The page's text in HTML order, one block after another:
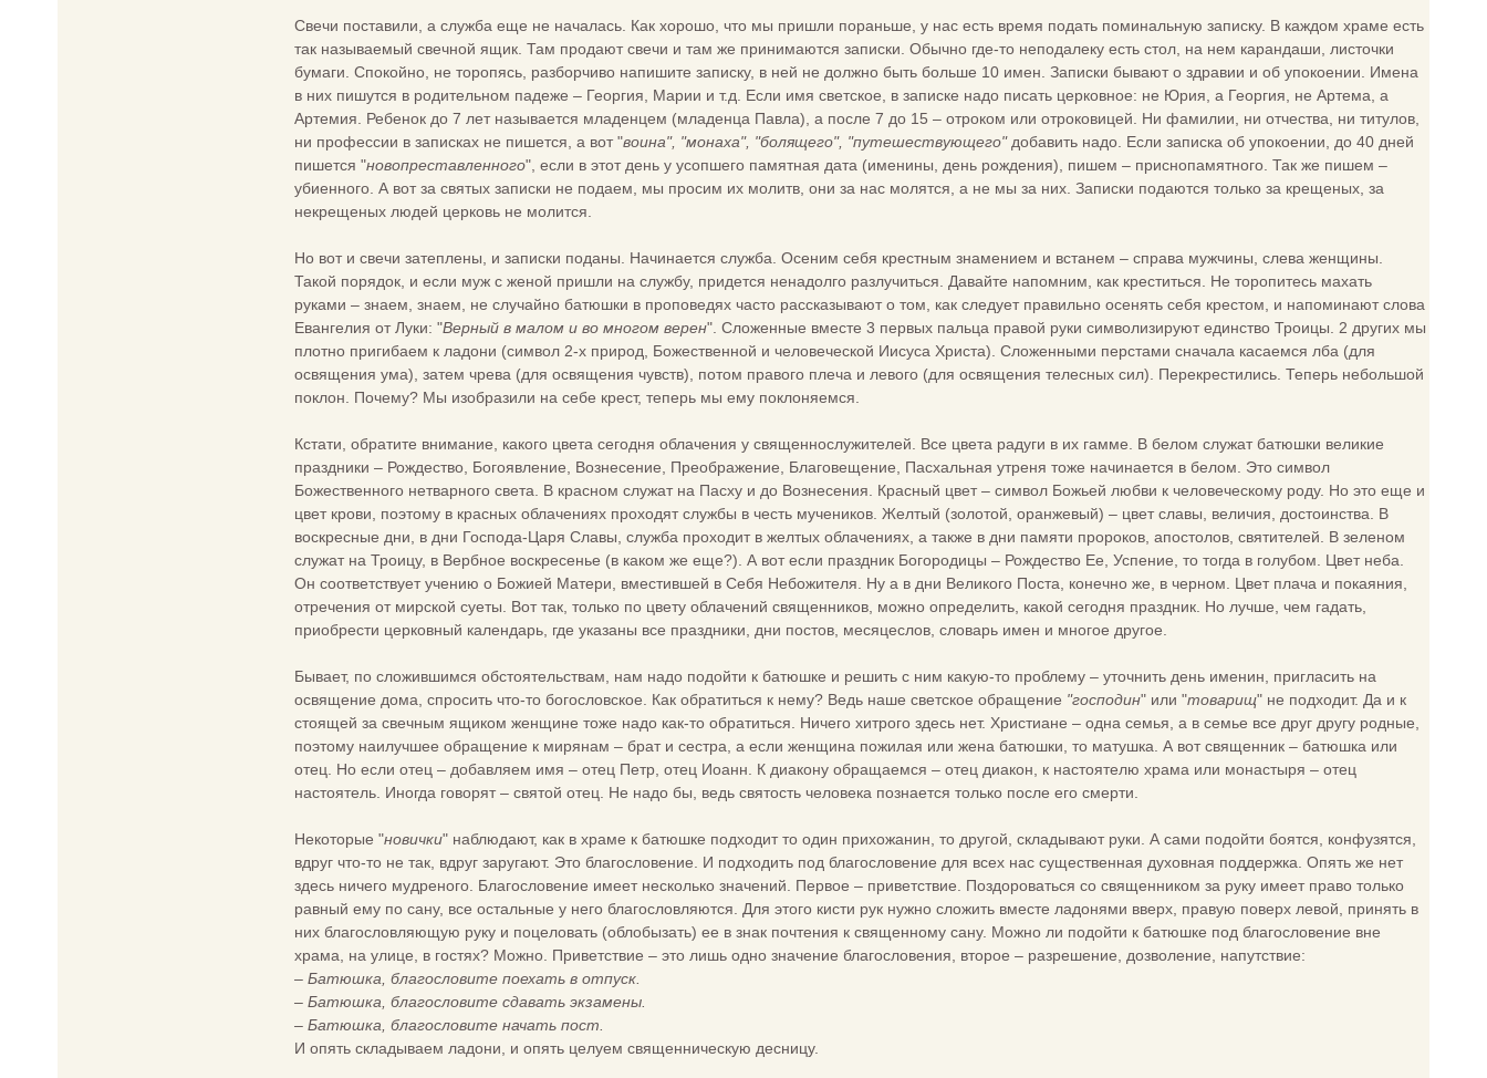
Свечи поставили, а служба еще не началась. Как хорошо, что мы пришли пораньше, у нас есть время подать поминальную записку. В каждом храме есть
так называемый свечной ящик. Там продают свечи и там же принимаются записки. Обычно где-то неподалеку есть стол, на нем карандаши, листочки
бумаги. Спокойно, не торопясь, разборчиво напишите записку, в ней не должно быть больше 10 имен. Записки бывают о здравии и об упокоении. Имена
в них пишутся в родительном падеже – Георгия, Марии и т.д. Если имя светское, в записке надо писать церковное: не Юрия, а Георгия, не Артема, а
Артемия. Ребенок до 7 лет называется младенцем (младенца Павла), а после 7 до 15 – отроком или отроковицей. Ни фамилии, ни отчества, ни титулов,
ни профессии в записках не пишется, а вот "воина", "монаха", "болящего", "путешествующего"добавить надо. Если записка об упокоении, до 40 дней
пишется "новопреставленного", если в этот день у усопшего памятная дата (именины, день рождения), пишем – приснопамятного. Так же пишем –
убиенного. А вот за святых записки не подаем, мы просим их молитв, они за нас молятся, а не мы за них. Записки подаются только за крещеных, за
некрещеных людей церковь не молится.
Но вот и свечи затеплены, и записки поданы. Начинается служба. Осеним себя крестным знамением и встанем – справа мужчины, слева женщины.
Такой порядок, и если муж с женой пришли на службу, придется ненадолго разлучиться. Давайте напомним, как креститься. Не торопитесь махать
руками – знаем, знаем, не случайно батюшки в проповедях часто рассказывают о том, как следует правильно осенять себя крестом, и напоминают слова
Евангелия от Луки: "Верный в малом и во многом верен". Сложенные вместе 3 первых пальца правой руки символизируют единство Троицы. 2 других мы
плотно пригибаем к ладони (символ 2-х природ, Божественной и человеческой Иисуса Христа). Сложенными перстами сначала касаемся лба (для
освящения ума), затем чрева (для освящения чувств), потом правого плеча и левого (для освящения телесных сил). Перекрестились. Теперь небольшой
поклон. Почему? Мы изобразили на себе крест, теперь мы ему поклоняемся.
Кстати, обратите внимание, какого цвета сегодня облачения у священнослужителей. Все цвета радуги в их гамме. В белом служат батюшки великие
праздники – Рождество, Богоявление, Вознесение, Преображение, Благовещение, Пасхальная утреня тоже начинается в белом. Это символ
Божественного нетварного света. В красном служат на Пасху и до Вознесения. Красный цвет – символ Божьей любви к человеческому роду. Но это еще и
цвет крови, поэтому в красных облачениях проходят службы в честь мучеников. Желтый (золотой, оранжевый) – цвет славы, величия, достоинства. В
воскресные дни, в дни Господа-Царя Славы, служба проходит в желтых облачениях, а также в дни памяти пророков, апостолов, святителей. В зеленом
служат на Троицу, в Вербное воскресенье (в каком же еще?). А вот если праздник Богородицы – Рождество Ее, Успение, то тогда в голубом. Цвет неба.
Он соответствует учению о Божией Матери, вместившей в Себя Небожителя. Ну а в дни Великого Поста, конечно же, в черном. Цвет плача и покаяния,
отречения от мирской суеты. Вот так, только по цвету облачений священников, можно определить, какой сегодня праздник. Но лучше, чем гадать,
приобрести церковный календарь, где указаны все праздники, дни постов, месяцеслов, словарь имен и многое другое.
Бывает, по сложившимся обстоятельствам, нам надо подойти к батюшке и решить с ним какую-то проблему – уточнить день именин, пригласить на
освящение дома, спросить что-то богословское. Как обратиться к нему? Ведь наше светское обращение "господин" или "товарищ" не подходит. Да и к
стоящей за свечным ящиком женщине тоже надо как-то обратиться. Ничего хитрого здесь нет. Христиане – одна семья, а в семье все друг другу родные,
поэтому наилучшее обращение к мирянам – брат и сестра, а если женщина пожилая или жена батюшки, то матушка. А вот священник – батюшка или
отец. Но если отец – добавляем имя – отец Петр, отец Иоанн. К диакону обращаемся – отец диакон, к настоятелю храма или монастыря – отец
настоятель. Иногда говорят – святой отец. Не надо бы, ведь святость человека познается только после его смерти.
Некоторые "новички" наблюдают, как в храме к батюшке подходит то один прихожанин, то другой, складывают руки. А сами подойти боятся, конфузятся,
вдруг что-то не так, вдруг заругают. Это благословение. И подходить под благословение для всех нас существенная духовная поддержка. Опять же нет
здесь ничего мудреного. Благословение имеет несколько значений. Первое – приветствие. Поздороваться со священником за руку имеет право только
равный ему по сану, все остальные у него благословляются. Для этого кисти рук нужно сложить вместе ладонями вверх, правую поверх левой, принять в
них благословляющую руку и поцеловать (облобызать) ее в знак почтения к священному сану. Можно ли подойти к батюшке под благословение вне
храма, на улице, в гостях? Можно. Приветствие – это лишь одно значение благословения, второе – разрешение, дозволение, напутствие:
– Батюшка, благословите поехать в отпуск.
– Батюшка, благословите сдавать экзамены.
– Батюшка, благословите начать пост.
И опять складываем ладони, и опять целуем священническую десницу.